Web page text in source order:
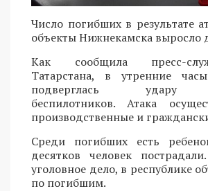
Число погибших в результате
объекты Нижнекамска выросло
Как сообщила пресс-
Татарстана, в утренние
подверглась удару
беспилотников. Атака
производственные и
Среди погибших есть
десятков человек
уголовное дело, в республике
по погибшим.